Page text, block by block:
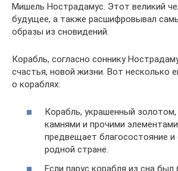
Мишель Нострадамус. Этот великий
будущее, а также расшифровывал
образы из сновидений.
Корабль, согласно соннику
счастья, новой жизни. Вот несколько
о кораблях:
Корабль, украшенный
камнями и прочими
предвещает благосостояние
родной стране.
Если парус корабля из сна